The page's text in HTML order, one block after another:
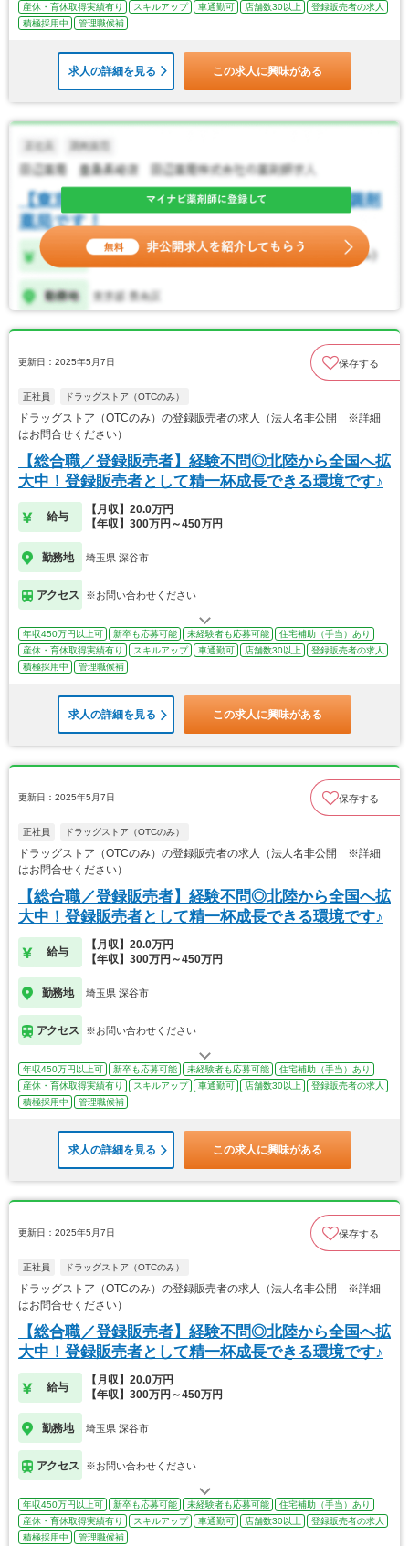
産休・育休取得実績有り
スキルアップ 車通勤可 店舗数30以上
登録販売者の求人
積極採用中
管理職候補
求人の詳細を見る この求人に興味がある
更新日：2025年5月7日 保存する
正社員 ドラッグストア（OTCのみ）
ドラッグストア（OTCのみ）の登録販売者の求人（法人名非公開 ※詳細
はお問合せください）
【総合職／登録販売者】経験不問◎北陸から全国へ拡
大中！登録販売者として精一杯成長できる環境です♪
給与
【月収】20.0万円
【年収】300万円～450万円
勤務地 埼玉県 深谷市
アクセス ※お問い合わせください
年収450万円以上可 新卒も応募可能 未経験者も応募可能
住宅補助（手当）あり
産休・育休取得実績有り
スキルアップ 車通勤可 店舗数30以上
登録販売者の求人
積極採用中
管理職候補
求人の詳細を見る この求人に興味がある
更新日：2025年5月7日 保存する
正社員 ドラッグストア（OTCのみ）
ドラッグストア（OTCのみ）の登録販売者の求人（法人名非公開 ※詳細
はお問合せください）
【総合職／登録販売者】経験不問◎北陸から全国へ拡
大中！登録販売者として精一杯成長できる環境です♪
給与
【月収】20.0万円
【年収】300万円～450万円
勤務地 埼玉県 深谷市
アクセス ※お問い合わせください
年収450万円以上可 新卒も応募可能 未経験者も応募可能
住宅補助（手当）あり
産休・育休取得実績有り
スキルアップ 車通勤可 店舗数30以上
登録販売者の求人
積極採用中
管理職候補
求人の詳細を見る この求人に興味がある
更新日：2025年5月7日 保存する
正社員 ドラッグストア（OTCのみ）
ドラッグストア（OTCのみ）の登録販売者の求人（法人名非公開 ※詳細
はお問合せください）
【総合職／登録販売者】経験不問◎北陸から全国へ拡
大中！登録販売者として精一杯成長できる環境です♪
給与
【月収】20.0万円
【年収】300万円～450万円
勤務地 埼玉県 深谷市
アクセス ※お問い合わせください
年収450万円以上可 新卒も応募可能 未経験者も応募可能
住宅補助（手当）あり
産休・育休取得実績有り
スキルアップ 車通勤可 店舗数30以上
登録販売者の求人
積極採用中
管理職候補